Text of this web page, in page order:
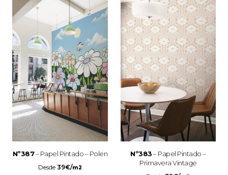
Nº387– Papel Pintado – Polen
Desde 39€/m2
Nº383– Papel Pintado –
Primavera Vintage